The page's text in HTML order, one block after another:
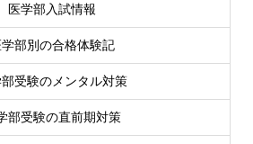
医学部入試情報
学部別の合格体験記
部受験のメンタル対策
部受験の直前期対策